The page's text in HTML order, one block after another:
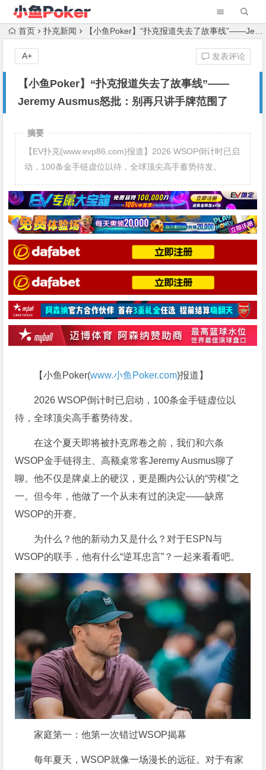
首页 扑克新闻 【小鱼Poker】“扑克报道失去了故事线”——Jeremy Ausmus怒批：别再只讲手牌范围了
【小鱼Poker】“扑克报道失去了故事线”——
Jeremy Ausmus怒批：别再只讲手牌范围了
发表评论
A+
摘要
【EV扑克(www.evp86.com)报道】2026 WSOP倒计时已启
动，100条金手链虚位以待，全球顶尖高手蓄势待发。
【小鱼Poker(www.小鱼Poker.com)报道】
2026 WSOP倒计时已启动，100条金手链虚位以
待，全球顶尖高手蓄势待发。
在这个夏天即将被扑克席卷之前，我们和六条
WSOP金手链得主、高额桌常客Jeremy Ausmus聊了
聊。他不仅是牌桌上的硬汉，更是圈内公认的“劳模”之
一。但今年，他做了一个从未有过的决定——缺席
WSOP的开赛。
为什么？他的新动力又是什么？对于ESPN与
WSOP的联手，他有什么“逆耳忠言”？一起来看看吧。
家庭第一：他第一次错过WSOP揭幕
每年夏天，WSOP就像一场漫长的远征。对于有家